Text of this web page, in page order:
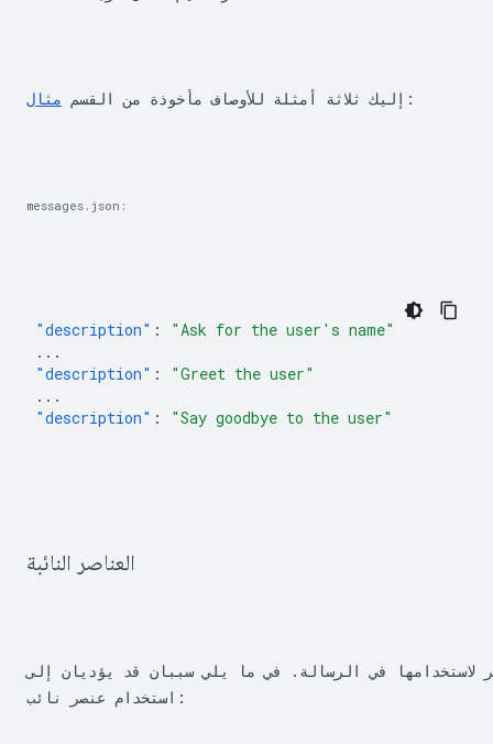
إليك ثلاثة أمثلة للأوصاف مأخوذة من القسم مثال :
messages.json:
"description" :
"Ask for the user's name"
...
"description" :
"Greet the user"
...
"description" : "Say goodbye to the user"
العناصر النائبة
في الرسالة. في ما يلي سببان قد يؤديان إلى
استخدام عنصر نائب: